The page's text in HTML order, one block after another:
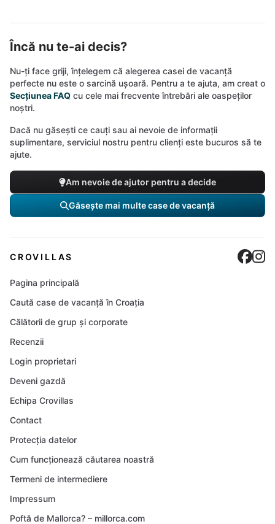
Încă nu te-ai decis?
Nu-ți face griji, înțelegem că alegerea casei de vacanță
perfecte nu este o sarcină ușoară. Pentru a te ajuta, am creat o
Secțiunea FAQ cu cele mai frecvente întrebări ale oaspeților
noștri.
Dacă nu găsești ce cauți sau ai nevoie de informații
suplimentare, serviciul nostru pentru clienți este bucuros să te
ajute.
Am nevoie de ajutor pentru a decide
Găsește mai multe case de vacanță
CROVILLAS
Pagina principală
Caută case de vacanță în Croația
Călătorii de grup și corporate
Recenzii
Login proprietari
Deveni gazdă
Echipa Crovillas
Contact
Protecția datelor
Cum funcționează căutarea noastră
Termeni de intermediere
Impressum
Poftă de Mallorca? – millorca.com